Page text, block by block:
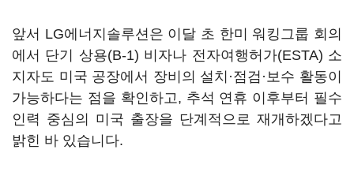
앞서 LG에너지솔루션은 이달 초 한미 워킹그룹 회의
에서 단기 상용(B-1) 비자나 전자여행허가(ESTA) 소
지자도 미국 공장에서 장비의 설치·점검·보수 활동이
가능하다는 점을 확인하고, 추석 연휴 이후부터 필수
인력 중심의 미국 출장을 단계적으로 재개하겠다고
밝힌 바 있습니다.